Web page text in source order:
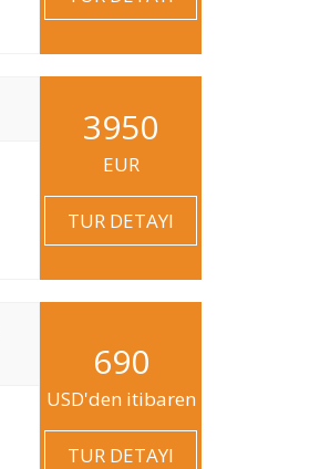
3950
EUR
TUR DETAYI
690
USD'den itibaren
TUR DETAYI